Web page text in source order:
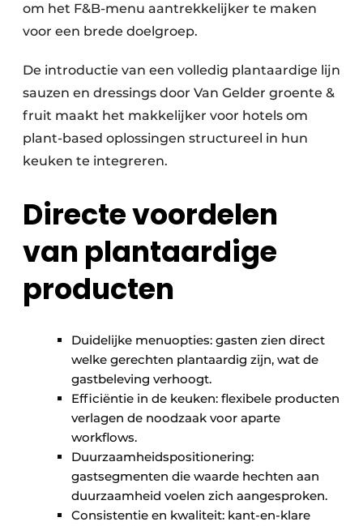
om het F&B-menu aantrekkelijker te maken
voor een brede doelgroep.
De introductie van een volledig plantaardige lijn
sauzen en dressings door Van Gelder groente &
fruit maakt het makkelijker voor hotels om
plant-based oplossingen structureel in hun
keuken te integreren.
Directe voordelen
van plantaardige
producten
Duidelijke menuopties: gasten zien direct
welke gerechten plantaardig zijn, wat de
gastbeleving verhoogt.
Efficiëntie in de keuken: flexibele producten
verlagen de noodzaak voor aparte
workflows.
Duurzaamheidspositionering:
gastsegmenten die waarde hechten aan
duurzaamheid voelen zich aangesproken.
Consistentie en kwaliteit: kant-en-klare